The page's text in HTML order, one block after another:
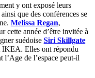
y ont exposé leurs
que des conférences se
Melissa Regan,
cette année d’être invitée à
suédoise Siri Skillgate
IKEA. Elles ont répondu
de l’espace peut-il